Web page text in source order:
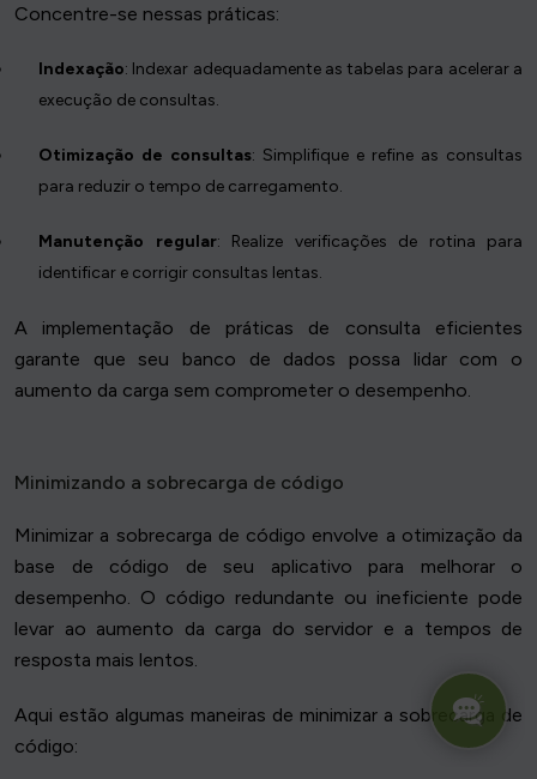
Concentre-se nessas práticas:
Indexação: Indexar adequadamente as tabelas para acelerar a
execução de consultas.
Otimização de consultas: Simplifique e refine as consultas
para reduzir o tempo de carregamento.
Manutenção regular: Realize verificações de rotina para
identificar e corrigir consultas lentas.
A implementação de práticas de consulta eficientes
garante que seu banco de dados possa lidar com o
aumento da carga sem comprometer o desempenho.
Minimizando a sobrecarga de código
Minimizar a sobrecarga de código envolve a otimização da
base de código de seu aplicativo para melhorar o
desempenho. O código redundante ou ineficiente pode
levar ao aumento da carga do servidor e a tempos de
resposta mais lentos.
Aqui estão algumas maneiras de minimizar a sobrecarga de
código: